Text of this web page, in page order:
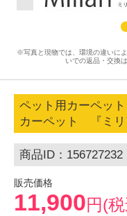
※写真と現物では、環境の違いに
いでの返品・交換
ペット用カーペッ
カーペット 『ミ
商品ID：156727232
販売価格
11,900円(